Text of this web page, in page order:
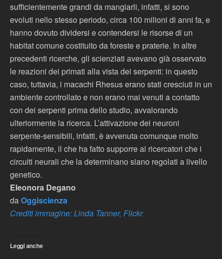
sufficientemente grandi da mangiarli, infatti, si sono
evoluti nello stesso periodo, circa 100 milioni di anni fa, e
hanno dovuto dividersi e contendersi le risorse di un
habitat comune costituito da foreste e praterie. In altre
precedenti ricerche, gli scienziati avevano già osservato
le reazioni dei primati alla vista dei serpenti: in questo
caso, tuttavia, i macachi Rhesus erano stati cresciuti in un
ambiente controllato e non erano mai venuti a contatto
con dei serpenti prima dello studio, avvalorando
ulteriormente la ricerca. L’attivazione dei neuroni
serpente-sensibili, infatti, è avvenuta comunque molto
rapidamente, il che ha fatto supporre ai ricercatori che i
circuiti neurali che la determinano siano regolati a livello
genetico.
Eleonora Degano
daOggiscienza
Crediti immagine: Linda Tanner, Flickr
Leggi anche